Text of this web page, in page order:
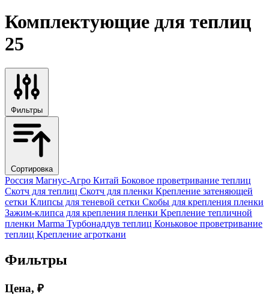
Комплектующие для теплиц
25
Фильтры
Сортировка
Россия Магнус-Агро Китай Боковое проветривание теплиц
Скотч для теплиц Скотч для пленки Крепление затеняющей
сетки Клипсы для теневой сетки Скобы для крепления пленки
Зажим-клипса для крепления пленки Крепление тепличной
пленки Marma Турбонаддув теплиц Коньковое проветривание
теплиц Крепление агроткани
Фильтры
Цена, ₽